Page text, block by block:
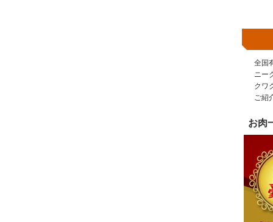
全国
ニー
クワ
ご紹
お肉